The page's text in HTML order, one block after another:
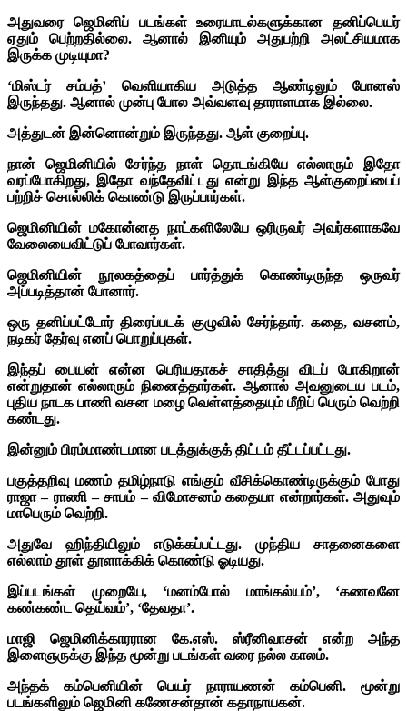
அதுவரை ஜெமினிப் படங்கள் உரையாடல்களுக்கான தனிப்பெயர்
ஏதும் பெற்றதில்லை. ஆனால் இனியும் அதுபற்றி அலட்சியமாக
இருக்க முடியுமா?
‘மிஸ்டர் சம்பத்’ வெளியாகிய அடுத்த ஆண்டிலும் போனஸ்
இருந்தது. ஆனால் முன்பு போல அவ்வளவு தாராளமாக இல்லை.
அத்துடன் இன்னொன்றும் இருந்தது. ஆள் குறைப்பு.
நான் ஜெமினியில் சேர்ந்த நாள் தொடங்கியே எல்லாரும் இதோ
வரப்போகிறது, இதோ வந்தேவிட்டது என்று இந்த ஆள்குறைப்பைப்
பற்றிச் சொல்லிக் கொண்டு இருப்பார்கள்.
ஜெமினியின் மகோன்னத நாட்களிலேயே ஒரிருவர் அவர்களாகவே
வேலையைவிட்டுப் போவார்கள்.
ஜெமினியின் நூலகத்தைப் பார்த்துக் கொண்டிருந்த ஒருவர்
அப்படித்தான் போனார்.
ஒரு தனிப்பட்டோர் திரைப்படக் குழுவில் சேர்ந்தார். கதை, வசனம்,
நடிகர் தேர்வு எனப் பொறுப்புகள்.
இந்தப் பையன் என்ன பெரியதாகச் சாதித்து விடப் போகிறான்
என்றுதான் எல்லாரும் நினைத்தார்கள். ஆனால் அவனுடைய படம்,
புதிய நாடக பாணி வசன மழை வெள்ளத்தையும் மீறிப் பெரும் வெற்றி
கண்டது.
இன்னும் பிரம்மாண்டமான படத்துக்குத் திட்டம் தீட்டப்பட்டது.
பகுத்தறிவு மணம் தமிழ்நாடு எங்கும் வீசிக்கொண்டிருக்கும் போது
ராஜா – ராணி – சாபம் – விமோசனம் கதையா என்றார்கள். அதுவும்
மாபெரும் வெற்றி.
அதுவே ஹிந்தியிலும் எடுக்கப்பட்டது. முந்திய சாதனைகளை
எல்லாம் தூள் தூளாக்கிக் கொண்டு ஓடியது.
இப்படங்கள் முறையே, ‘மனம்போல் மாங்கல்யம்’, ‘கணவனே
கண்கண்ட தெய்வம்’, ‘தேவதா’.
மாஜி ஜெமினிக்காரரான கே.எஸ். ஸ்ரீனிவாசன் என்ற அந்த
இளைஞருக்கு இந்த மூன்று படங்கள் வரை நல்ல காலம்.
அந்தக் கம்பெனியின் பெயர் நாராயணன் கம்பெனி. மூன்று
படங்களிலும் ஜெமினி கணேசன்தான் கதாநாயகன்.